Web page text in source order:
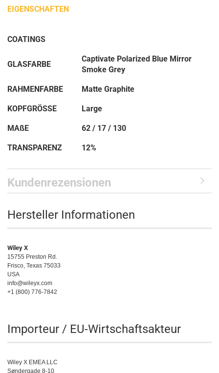
VORTEILE
Lichts an, damit das Licht gleichmäßiger vom Auge
Farben neutral und verstärken gleichzeitig die Grüntöne.
Sie verringern die Blendung von reflektierenden
Lichtdurchlässigkeit: 10 % +/- 3 %.
BESTIMMT FÜR
Intensive Sonne / Helle Sonne
Tiefseefischen
Allgemeine Tagesfahrten
EIGENSCHAFTEN
COATINGS
GLASFARBE
Captivate Polarized Blue Mirror
Smoke Grey
RAHMENFARBE Matte Graphite
KOPFGRÖSSE Large
MAßE 62 / 17 / 130
TRANSPARENZ 12%
Kundenrezensionen
Hersteller Informationen
Wiley X
15755 Preston Rd.
Frisco, Texas 75033
USA
info@wileyx.com
+1 (800) 776-7842
Importeur / EU-Wirtschaftsakteur
Wiley X EMEA LLC
Søndergade 8-10